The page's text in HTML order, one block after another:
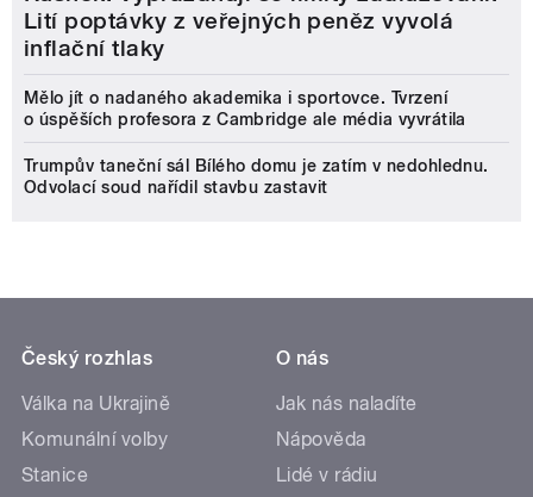
Lití poptávky z veřejných peněz vyvolá
inflační tlaky
Mělo jít o nadaného akademika i sportovce. Tvrzení
o úspěších profesora z Cambridge ale média vyvrátila
Trumpův taneční sál Bílého domu je zatím v nedohlednu.
Odvolací soud nařídil stavbu zastavit
Český rozhlas
Válka na Ukrajině
Komunální volby
Stanice
O nás
Jak nás naladíte
Nápověda
Lidé v rádiu